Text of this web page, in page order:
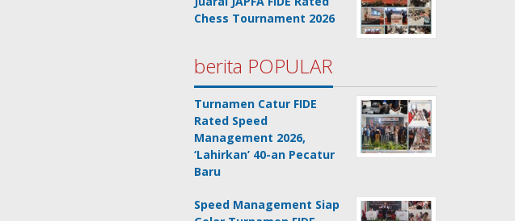
Chess Tournament 2026
berita POPULAR
Turnamen Catur FIDE
Rated Speed
Management 2026,
‘Lahirkan’ 40-an Pecatur
Baru
Speed Management Siap